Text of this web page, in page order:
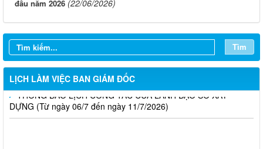
đầu năm 2026 (22/06/2026)
Tìm
LỊCH LÀM VIỆC BAN GIÁM ĐỐC
THÔNG BÁO LỊCH CÔNG TÁC CỦA LÃNH ĐẠO SỞ XÂY
DỰNG (Từ ngày 20/7 đến ngày 25/7/2026)
THÔNG BÁO LỊCH CÔNG TÁC CỦA LÃNH ĐẠO SỞ XÂY
DỰNG (Từ ngày 06/7 đến ngày 11/7/2026)